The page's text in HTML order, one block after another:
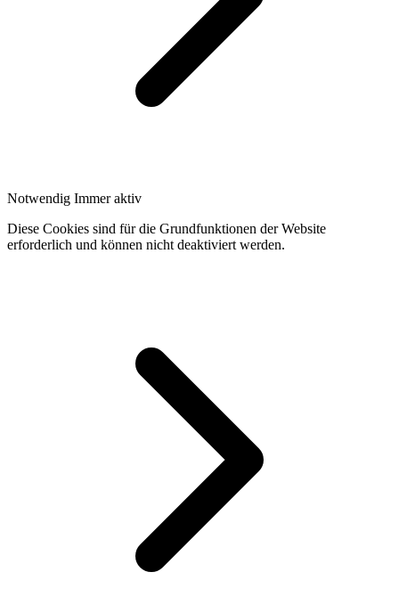
Notwendig Immer aktiv
Diese Cookies sind für die Grundfunktionen der Website
erforderlich und können nicht deaktiviert werden.